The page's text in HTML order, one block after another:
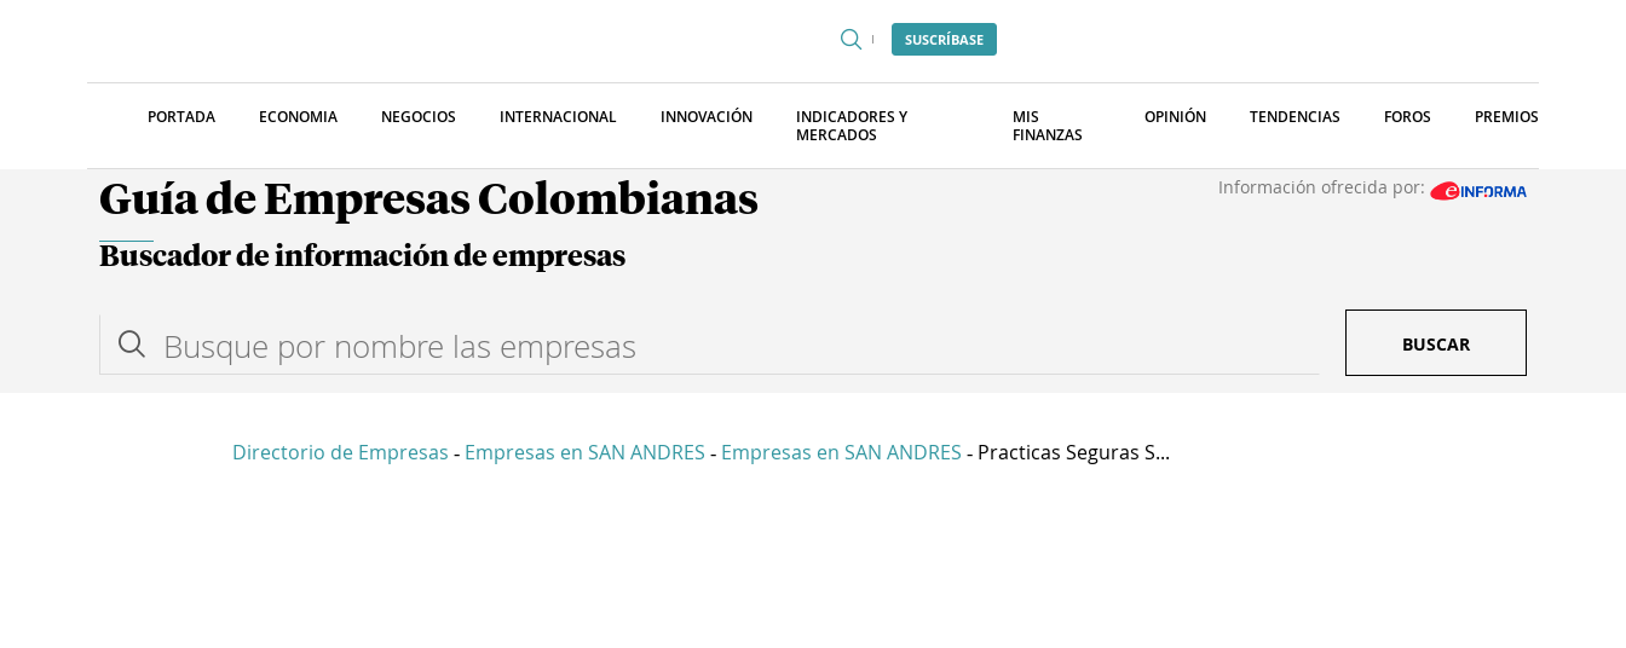
SUSCRÍBASE
PORTADA ECONOMIA NEGOCIOS INTERNACIONAL INNOVACIÓN
INDICADORES Y
MERCADOS
MIS
FINANZAS
OPINIÓN TENDENCIAS FOROS PREMIOS
Guía de Empresas Colombianas Información ofrecida por:
Buscador de información de empresas
BUSCAR
Directorio de Empresas - Empresas en SAN ANDRES - Empresas en SAN ANDRES - Practicas Seguras S...